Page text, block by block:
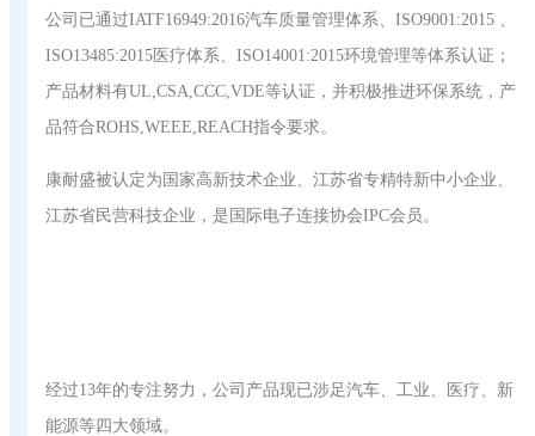
公司已通过IATF16949:2016汽车质量管理体系、ISO9001:2015 、
ISO13485:2015医疗体系、ISO14001:2015环境管理等体系认证；
产品材料有UL,CSA,CCC,VDE等认证，并积极推进环保系统，产
品符合ROHS,WEEE,REACH指令要求。
康耐盛被认定为国家高新技术企业、江苏省专精特新中小企业、
江苏省民营科技企业，是国际电子连接协会IPC会员。
经过13年的专注努力，公司产品现已涉足汽车、工业、医疗、新
能源等四大领域。